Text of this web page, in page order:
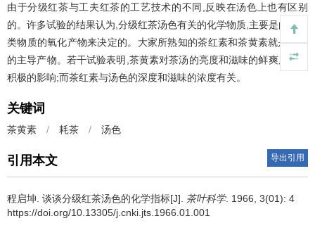
由于分级红茶与工夫红茶的工艺技术的不同,反映在汤色上也有区别
的。许多试验的结果认为,分级红茶汤色有关的化学物质,主要是由多酚
类物质的氧化产物来决定的。大家所熟知的茶红素和茶黄素就是其中
的主导产物。若干试验表明,茶黄素对茶汤的亮度和滋味的鲜爽度有着
积极的影响;而茶红素与汤色的深度和滋味的浓度有关。
关键词
茶黄素 / 耗茶 / 汤色
引用本文 导出引用
程启坤. 谈谈分级红茶汤色的化学指标[J]. 茶叶科学. 1966, 3(01): 4
https://doi.org/10.13305/j.cnki.jts.1966.01.001